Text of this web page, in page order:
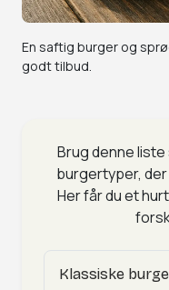
En saftig burger og
godt tilbud.
Brug denne
burgertyper, der
Her får du et
Klassiske